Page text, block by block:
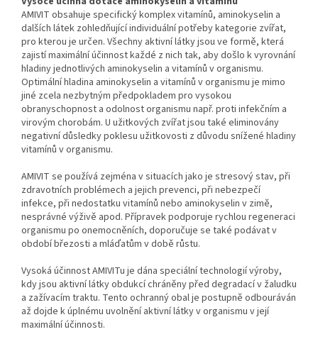
AMIVIT obsahuje specifický komplex vitamínů, aminokyselin a
dalších látek zohledňující individuální potřeby kategorie zvířat,
pro kterou je určen. Všechny aktivní látky jsou ve formě, která
zajistí maximální účinnost každé z nich tak, aby došlo k vyrovnání
hladiny jednotlivých aminokyselin a vitamínů v organismu.
Optimální hladina aminokyselin a vitamínů v organismu je mimo
jiné zcela nezbytným předpokladem pro vysokou
obranyschopnost a odolnost organismu např. proti infekčním a
virovým chorobám. U užitkových zvířat jsou také eliminovány
negativní důsledky poklesu užitkovosti z důvodu snížené hladiny
vitamínů v organismu.
AMIVIT se používá zejména v situacích jako je stresový stav, při
zdravotních problémech a jejich prevenci, při nebezpečí
infekce, při nedostatku vitamínů nebo aminokyselin v zimě,
nesprávné výživě apod. Přípravek podporuje rychlou regeneraci
organismu po onemocněních, doporučuje se také podávat v
období březosti a mláďatům v době růstu.
Vysoká účinnost AMIVITu je dána speciální technologií výroby,
kdy jsou aktivní látky obdukcí chráněny před degradací v žaludku
a zažívacím traktu. Tento ochranný obal je postupně odbouráván
až dojde k úplnému uvolnění aktivní látky v organismu v její
maximální účinnosti.